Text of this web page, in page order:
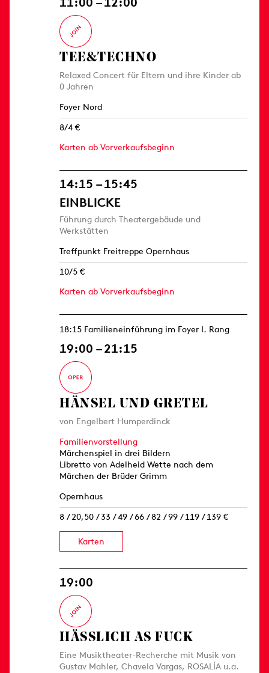
TEE&TECHNO
Relaxed Concert für Eltern und ihre Kinder ab
0 Jahren
Foyer Nord
8/4 €
Karten ab Vorverkaufsbeginn
14:15 – 15:45
EINBLICKE
Führung durch Theatergebäude und
Werkstätten
Treffpunkt Freitreppe Opernhaus
10/5 €
Karten ab Vorverkaufsbeginn
18:15 Familieneinführung im Foyer I. Rang
19:00 – 21:15
HÄNSEL UND GRETEL
von Engelbert Humperdinck
Familienvorstellung
Märchenspiel in drei Bildern
Libretto von Adelheid Wette nach dem
Märchen der Brüder Grimm
Opernhaus
8 / 20,50 / 33 / 49 / 66 / 82 / 99 / 119 / 139 €
Karten
19:00
HÄSSLICH AS FUCK
Eine Musiktheater-Recherche mit Musik von
Gustav Mahler, Chavela Vargas, ROSALÍA u.a.